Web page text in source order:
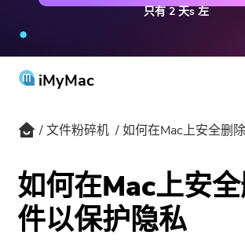
只有2 天s左
iMyMac
产品与解决方案
公用事业
最热
PowerMyMac
商店
支持
文件粉碎机 如何在Mac上安全删
如何在Mac上安
件以保护隐私